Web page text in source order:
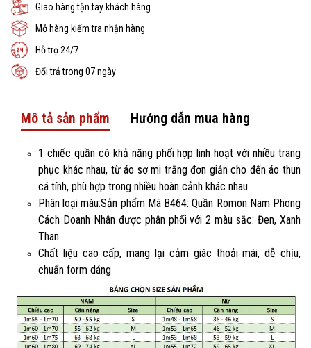
Giao hàng tận tay khách hàng
Mở hàng kiểm tra nhận hàng
Hỗ trợ 24/7
Đổi trả trong 07 ngày
Mô tả sản phẩm Hướng dẫn mua hàng
1 chiếc quần có khả năng phối hợp linh hoạt với nhiều trang
phục khác nhau, từ áo sơ mi trắng đơn giản cho đến áo thun
cá tính, phù hợp trong nhiều hoàn cảnh khác nhau.
Phân loại màu:Sản phẩm Mã B464: Quần Romon Nam Phong
Cách Doanh Nhân được phân phối với 2 màu sắc: Đen, Xanh
Than
Chất liệu cao cấp, mang lại cảm giác thoải mái, dễ chịu,
chuẩn form dáng